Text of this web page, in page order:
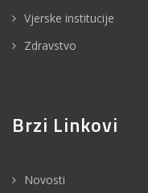
Vjerske institucije
Zdravstvo
Brzi Linkovi
Novosti